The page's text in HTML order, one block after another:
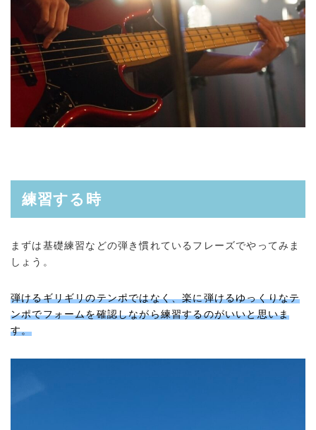
練習する時
まずは基礎練習などの弾き慣れているフレーズでやってみま
しょう。
弾けるギリギリのテンポではなく、楽に弾けるゆっくりなテ
ンポでフォームを確認しながら練習するのがいいと思いま
す。